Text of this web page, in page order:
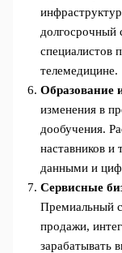
долгосрочный
специалистов
телемедицине.
Образование
изменения в
дообучения.
наставников и
данными и
Сервисные
Премиальный
продажи,
зарабатывать